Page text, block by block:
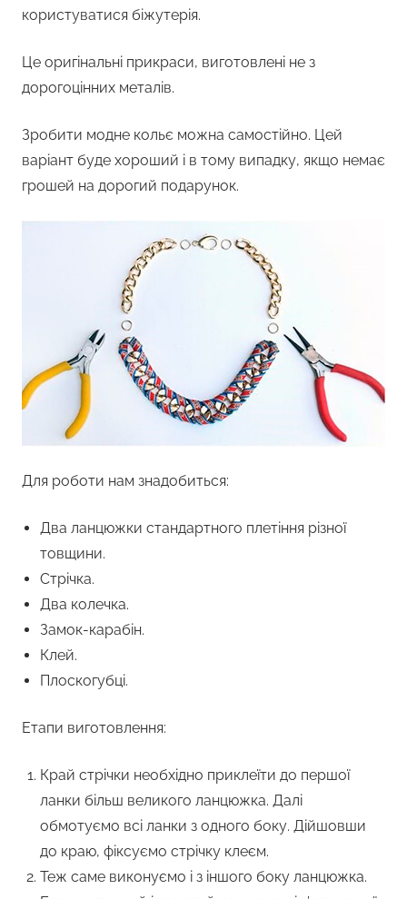
користуватися біжутерія.
Це оригінальні прикраси, виготовлені не з
дорогоцінних металів.
Зробити модне кольє можна самостійно. Цей
варіант буде хороший і в тому випадку, якщо немає
грошей на дорогий подарунок.
Для роботи нам знадобиться:
Два ланцюжки стандартного плетіння різної
товщини.
Стрічка.
Два колечка.
Замок-карабін.
Клей.
Плоскогубці.
Етапи виготовлення:
Край стрічки необхідно приклеїти до першої
ланки більш великого ланцюжка. Далі
обмотуємо всі ланки з одного боку. Дійшовши
до краю, фіксуємо стрічку клеєм.
Теж саме виконуємо і з іншого боку ланцюжка.